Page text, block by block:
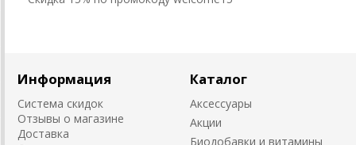
Информация
Система скидок
Отзывы о магазине
Доставка
Каталог
Аксессуары
Акции
Биодобавки и витамины